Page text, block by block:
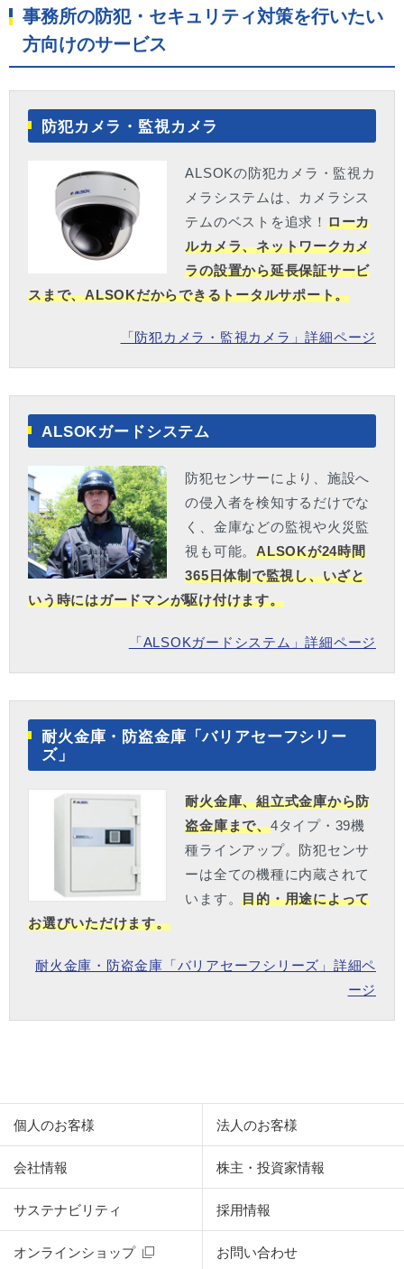
事務所の防犯・セキュリティ対策を行いたい
方向けのサービス
防犯カメラ・監視カメラ
ALSOKの防犯カメラ・監視カ
メラシステムは、カメラシス
テムのベストを追求！ ローカ
ルカメラ、ネットワークカメ
ラの設置から延長保証サービ
スまで、ALSOKだからできるトータルサポート。
「防犯カメラ・監視カメラ」詳細ページ
ALSOKガードシステム
防犯センサーにより、施設へ
の侵入者を検知するだけでな
く、金庫などの監視や火災監
視も可能。ALSOKが24時間
365日体制で監視し、いざと
いう時にはガードマンが駆け付けます。
「ALSOKガードシステム」詳細ページ
耐火金庫・防盗金庫「バリアセーフシリー
ズ」
耐火金庫、組立式金庫から防
盗金庫まで、4タイプ・39機
種ラインアップ。防犯センサ
ーは全ての機種に内蔵されて
います。目的・用途によって
お選びいただけます。
耐火金庫・防盗金庫「バリアセーフシリーズ」詳細ペ
ージ
個人のお客様 法人のお客様
会社情報 株主・投資家情報
サステナビリティ
オンラインショップ お問い合わせ
採用情報